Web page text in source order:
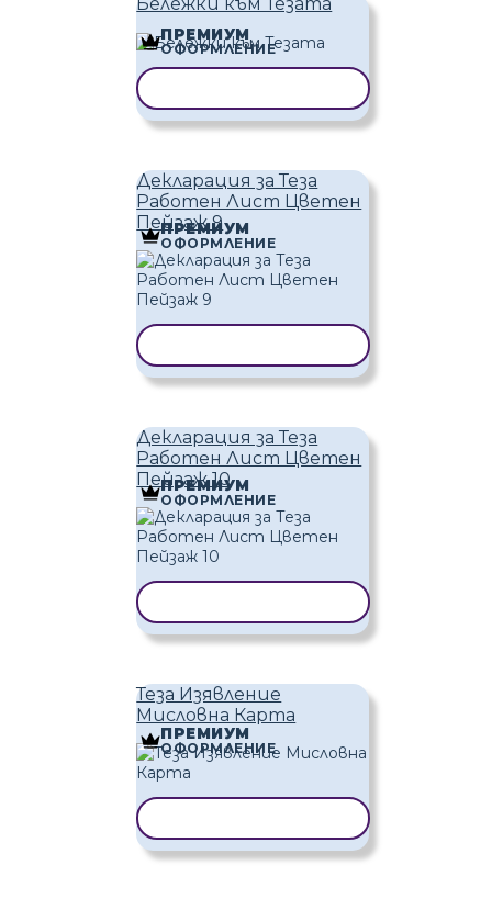
ПРЕМИУМ
ОФОРМЛЕНИЕ
Декларация за Теза
Работен Лист Цветен
Пейзаж 9
ПРЕМИУМ
ОФОРМЛЕНИЕ
Декларация за Теза
Работен Лист Цветен
Пейзаж 10
ПРЕМИУМ
ОФОРМЛЕНИЕ
Теза Изявление
Мисловна Карта
ПРЕМИУМ
ОФОРМЛЕНИЕ